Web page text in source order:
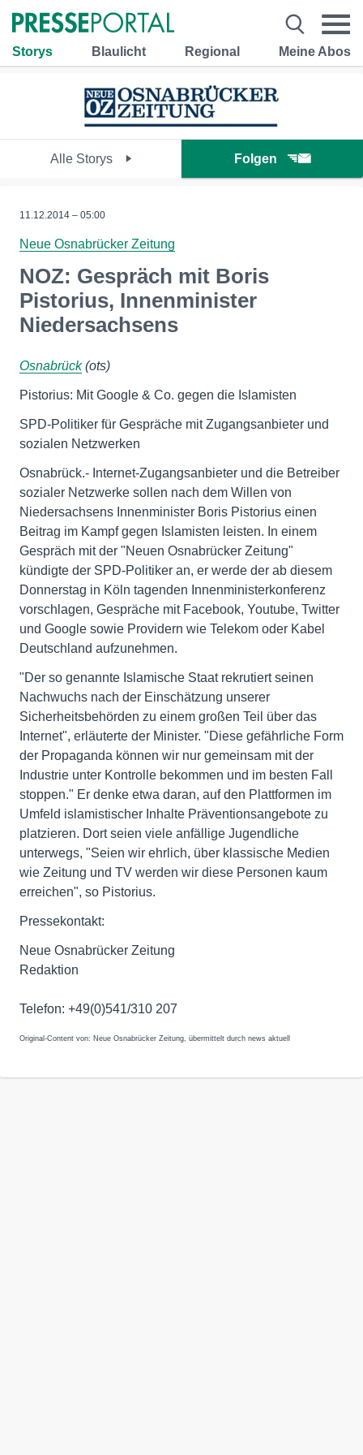
Storys Blaulicht Regional Meine Abos
Alle Storys Folgen
11.12.2014 – 05:00
Neue Osnabrücker Zeitung
NOZ: Gespräch mit Boris
Pistorius, Innenminister
Niedersachsens
Osnabrück(ots)
Pistorius: Mit Google & Co. gegen die Islamisten
SPD-Politiker für Gespräche mit Zugangsanbieter und
sozialen Netzwerken
Osnabrück.- Internet-Zugangsanbieter und die Betreiber
sozialer Netzwerke sollen nach dem Willen von
Niedersachsens Innenminister Boris Pistorius einen
Beitrag im Kampf gegen Islamisten leisten. In einem
Gespräch mit der "Neuen Osnabrücker Zeitung"
kündigte der SPD-Politiker an, er werde der ab diesem
Donnerstag in Köln tagenden Innenministerkonferenz
vorschlagen, Gespräche mit Facebook, Youtube, Twitter
und Google sowie Providern wie Telekom oder Kabel
Deutschland aufzunehmen.
"Der so genannte Islamische Staat rekrutiert seinen
Nachwuchs nach der Einschätzung unserer
Sicherheitsbehörden zu einem großen Teil über das
Internet", erläuterte der Minister. "Diese gefährliche Form
der Propaganda können wir nur gemeinsam mit der
Industrie unter Kontrolle bekommen und im besten Fall
stoppen." Er denke etwa daran, auf den Plattformen im
Umfeld islamistischer Inhalte Präventionsangebote zu
platzieren. Dort seien viele anfällige Jugendliche
unterwegs, "Seien wir ehrlich, über klassische Medien
wie Zeitung und TV werden wir diese Personen kaum
erreichen", so Pistorius.
Pressekontakt:
Neue Osnabrücker Zeitung
Redaktion
Telefon: +49(0)541/310 207
Original-Content von: Neue Osnabrücker Zeitung, übermittelt durch news aktuell